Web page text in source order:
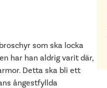
som ska locka
har han aldrig varit där,
Detta ska bli ett
ångestfyllda